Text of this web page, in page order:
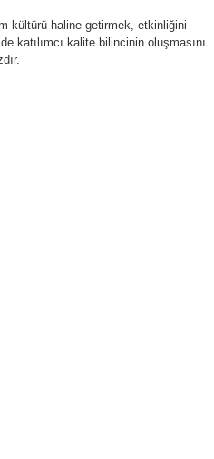
kültürü haline getirmek, etkinliğini
katılımcı kalite bilincinin oluşmasını